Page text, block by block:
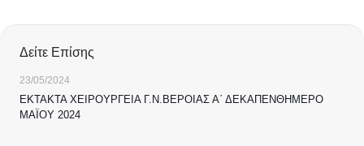
Δείτε Επίσης
23/05/2024
ΕΚΤΑΚΤΑ ΧΕΙΡΟΥΡΓΕΙΑ Γ.Ν.ΒΕΡΟΙΑΣ Α΄ ΔΕΚΑΠΕΝΘΗΜΕΡΟ
ΜΑΪΟΥ 2024